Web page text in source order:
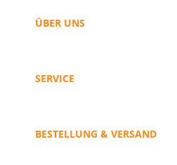
ÜBER UNS
SERVICE
BESTELLUNG & VERSAND